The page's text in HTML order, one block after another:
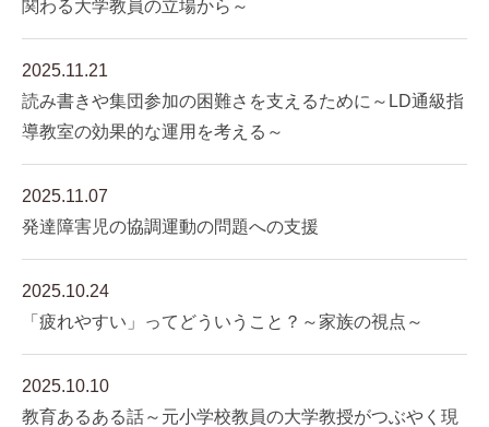
関わる大学教員の立場から～
2025.11.21
読み書きや集団参加の困難さを支えるために～LD通級指
導教室の効果的な運用を考える～
2025.11.07
発達障害児の協調運動の問題への支援
2025.10.24
「疲れやすい」ってどういうこと？～家族の視点～
2025.10.10
教育あるある話～元小学校教員の大学教授がつぶやく現